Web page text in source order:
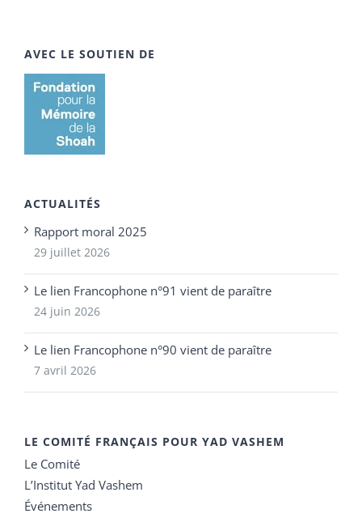
AVEC LE SOUTIEN DE
ACTUALITÉS
Rapport moral 2025
29 juillet 2026
Le lien Francophone n°91 vient de paraître
24 juin 2026
Le lien Francophone n°90 vient de paraître
7 avril 2026
LE COMITÉ FRANÇAIS POUR YAD VASHEM
Le Comité
L’Institut Yad Vashem
Événements